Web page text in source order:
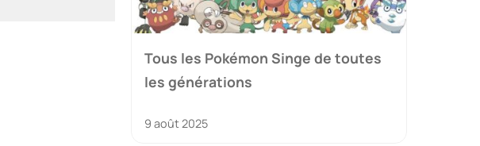
Tous les Pokémon Singe de toutes
les générations
9 août 2025